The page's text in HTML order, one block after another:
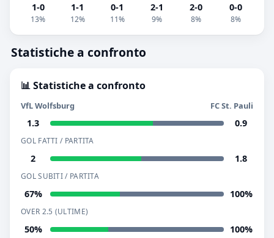
1-0
13%
1-1
12%
0-1
11%
2-1
9%
2-0
8%
0-0
8%
Statistiche a confronto
📊 Statistiche a confronto
VfL Wolfsburg FC St. Pauli
1.3 0.9
GOL FATTI / PARTITA
2 1.8
GOL SUBITI / PARTITA
67% 100%
OVER 2.5 (ULTIME)
50% 100%